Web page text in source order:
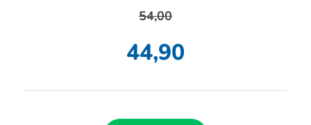
54,00
44,90